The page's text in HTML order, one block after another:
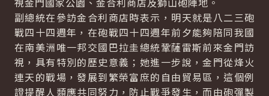
副總統在參訪金合利商店時表示，明天就是八二三砲
戰四十四週年，在砲戰四十四週年前夕能夠陪同我國
在南美洲唯一邦交國巴拉圭總統鞏薩雷斯前來金門訪
視，具有特別的歷史意義；她進一步說，金門從烽火
連天的戰場，發展到繁榮富庶的自由貿易區，這個例
證提醒人類應共同努力，防止戰爭發生，而由砲彈製